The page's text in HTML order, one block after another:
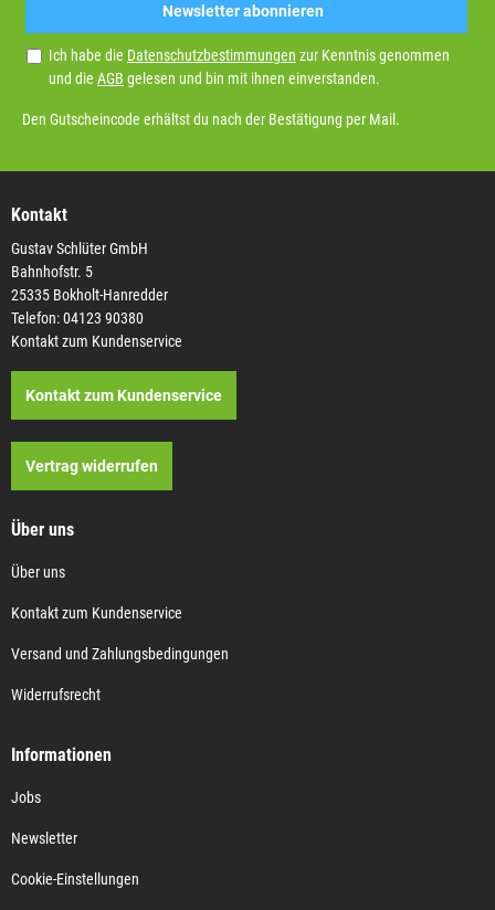
Newsletter abonnieren
Ich habe die Datenschutzbestimmungen zur Kenntnis genommen
und die AGB gelesen und bin mit ihnen einverstanden.
Den Gutscheincode erhältst du nach der Bestätigung per Mail.
Kontakt
Gustav Schlüter GmbH
Bahnhofstr. 5
25335 Bokholt-Hanredder
Telefon: 04123 90380
Kontakt zum Kundenservice
Kontakt zum Kundenservice
Vertrag widerrufen
Über uns
Über uns
Kontakt zum Kundenservice
Versand und Zahlungsbedingungen
Widerrufsrecht
Informationen
Jobs
Newsletter
Cookie-Einstellungen